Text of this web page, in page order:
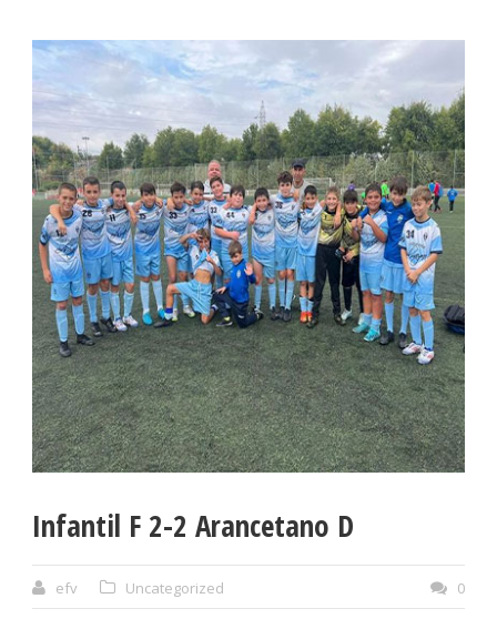
Infantil F 2-2 Arancetano D
efv Uncategorized 0